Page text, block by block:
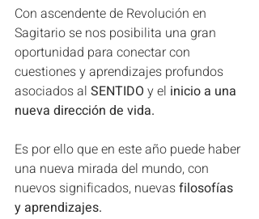
Con ascendente de Revolución en
Sagitario se nos posibilita una gran
oportunidad para conectar con
cuestiones y aprendizajes profundos
asociados al SENTIDO y el inicio a una
nueva dirección de vida.
Es por ello que en este año puede haber
una nueva mirada del mundo, con
nuevos significados, nuevas filosofías
y aprendizajes.